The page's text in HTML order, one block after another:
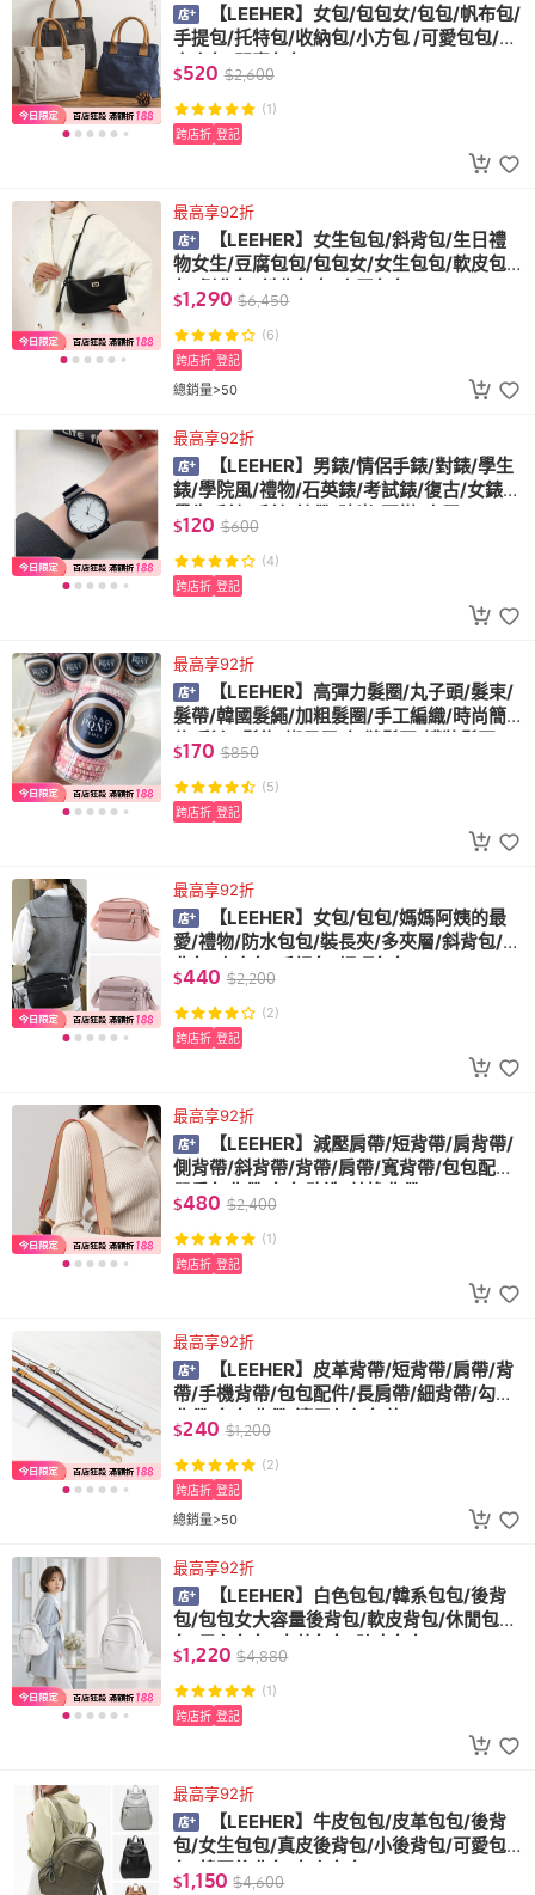
【LEEHER】女包/包包女/包包/帆布包/
手提包/托特包/收納包/小方包 /可愛包包/隨
身小包/閨蜜包包
$520 $2,600
(1)
跨店折 登記
最高享92折
【LEEHER】女生包包/斜背包/生日禮
物女生/豆腐包包/包包女/女生包包/軟皮包
包/側背包/斜背包女/小眾包包
$1,290 $6,450
(6)
總銷量>50
跨店折 登記
最高享92折
【LEEHER】男錶/情侶手錶/對錶/學生
錶/學院風/禮物/石英錶/考試錶/復古/女錶/
學生手錶/手錶/錶帶/時尚/百搭/小眾/
$120 $600
(4)
跨店折 登記
最高享92折
【LEEHER】高彈力髮圈/丸子頭/髮束/
髮帶/韓國髮繩/加粗髮圈/手工編織/時尚簡
約/彩色/髮飾/綁馬尾/無縫髮圈/罐裝髮圈
$170 $850
(5)
跨店折 登記
最高享92折
【LEEHER】女包/包包/媽媽阿姨的最
愛/禮物/防水包包/裝長夾/多夾層/斜背包/側
背包/小方包/手提包/輕巧包包
$440 $2,200
(2)
跨店折 登記
最高享92折
【LEEHER】減壓肩帶/短背帶/肩背帶/
側背帶/斜背帶/背帶/肩帶/寬背帶/包包配件/
單肩包背帶/包包改造/替換背帶
$480 $2,400
(1)
跨店折 登記
最高享92折
【LEEHER】皮革背帶/短背帶/肩帶/背
帶/手機背帶/包包配件/長肩帶/細背帶/勾扣
背帶/包包背帶/適用任何包款
$240 $1,200
(2)
總銷量>50
跨店折 登記
最高享92折
【LEEHER】白色包包/韓系包包/後背
包/包包女大容量後背包/軟皮背包/休閒包
包/黑色包包/皮革包包/防水包包
$1,220 $4,880
(1)
跨店折 登記
最高享92折
【LEEHER】牛皮包包/皮革包包/後背
包/女生包包/真皮後背包/小後背包/可愛包
包/韓國後背包/灰色包包
$1,150 $4,600